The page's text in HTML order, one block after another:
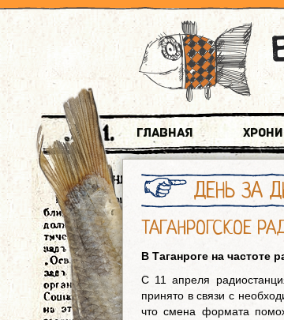
Главная
ДЕНЬ ЗА
ТАГАНРОГСКОЕ
В Таганроге на частоте
С 11 апреля
принято в связи с
что смена формата